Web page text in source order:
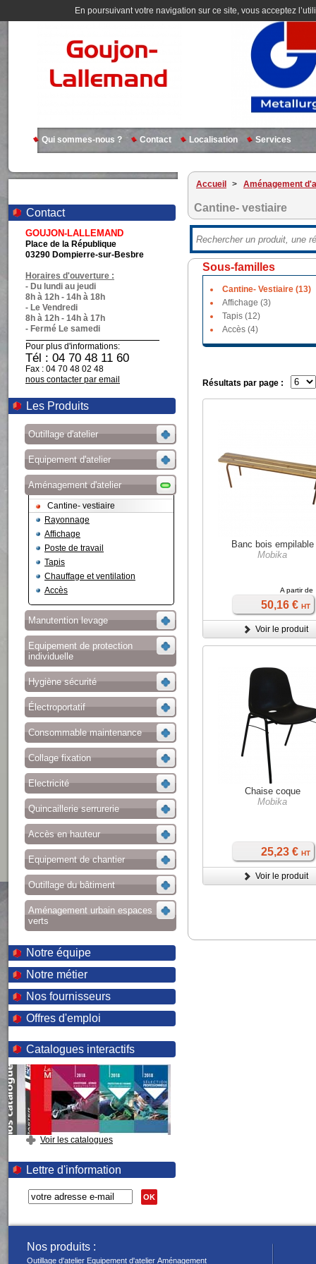
En poursuivant votre navigation sur ce site, vous acceptez
Qui sommes-nous ? Contact Localisation Services
Contact
GOUJON-LALLEMAND
Place de la République
03290 Dompierre-sur-Besbre
Horaires d'ouverture :
- Du lundi au jeudi
8h à 12h - 14h à 18h
- Le Vendredi
8h à 12h - 14h à 17h
- Fermé Le samedi
Pour plus d'informations:
Tél : 04 70 48 11 60
Fax : 04 70 48 02 48
nous contacter par email
Les Produits
Outillage d'atelier
Equipement d'atelier
Aménagement d'atelier
Cantine- vestiaire
Rayonnage
Affichage
Poste de travail
Tapis
Chauffage et ventilation
Accès
Manutention levage
Equipement de protection
individuelle
Hygiène sécurité
Électroportatif
Consommable maintenance
Collage fixation
Electricité
Quincaillerie serrurerie
Accès en hauteur
Equipement de chantier
Outillage du bâtiment
Aménagement urbain espaces
verts
Notre équipe
Notre métier
Nos fournisseurs
Offres d'emploi
Catalogues interactifs
Voir les catalogues
Lettre d'information
OK
Accueil > Aménagement
Cantine- vestiaire
Sous-familles
Cantine- Vestiaire (13)
Affichage (3)
Tapis (12)
Accès (4)
Résultats par page :
Banc bois empilable
Mobika
A partir de
50,16 € HT
Voir le produit
Chaise coque
Mobika
25,23 € HT
Voir le produit
Nos produits :
Outillage d'atelier Equipement d'atelier Aménagement